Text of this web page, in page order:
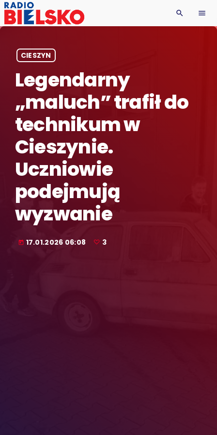
search menu
CIESZYN
Legendarny
„maluch” trafił do
technikum w
Cieszynie.
Uczniowie
podejmują
wyzwanie
today 17.01.2026 06:08 3